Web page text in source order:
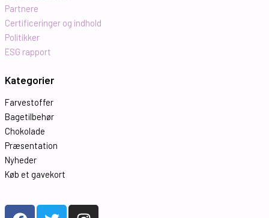
Partnere
Certificeringer og indhold
Politikker
ESG rapport
Kategorier
Farvestoffer
Bagetilbehør
Chokolade
Præsentation
Nyheder
Køb et gavekort
F
T
I